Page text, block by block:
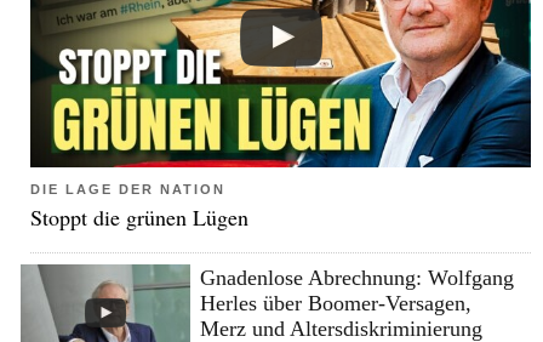
DIE LAGE DER NATION
Stoppt die grünen Lügen
Gnadenlose Abrechnung: Wolfgang
Herles über Boomer-Versagen,
Merz und Altersdiskriminierung